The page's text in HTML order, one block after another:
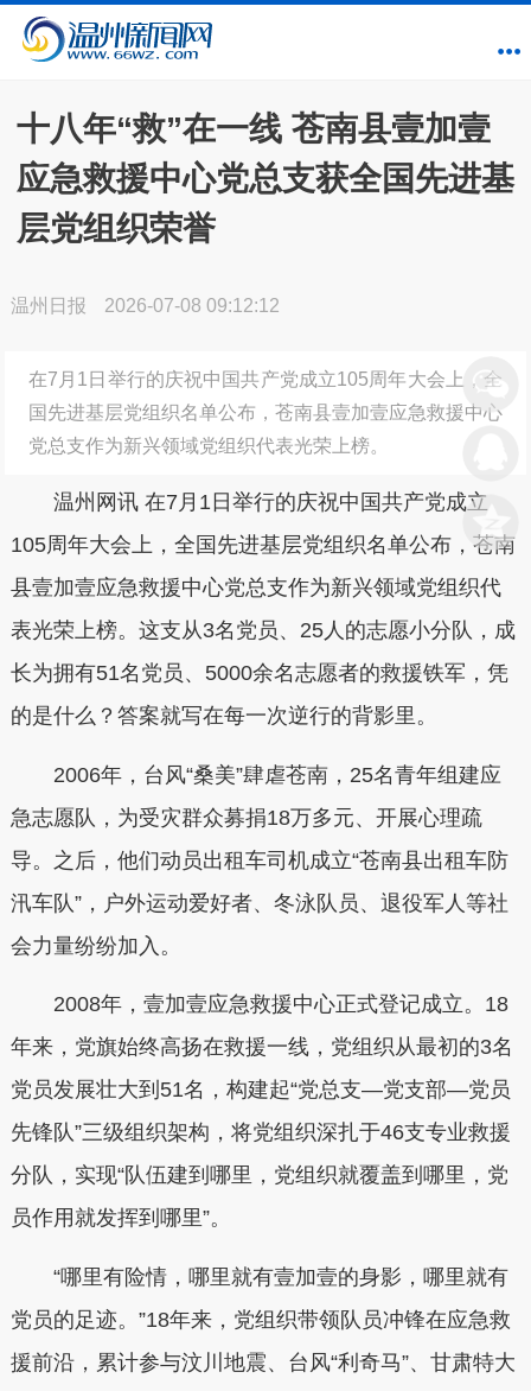
十八年“救”在一线 苍南县壹加壹
应急救援中心党总支获全国先进基
层党组织荣誉
温州日报 2026-07-08 09:12:12
在7月1日举行的庆祝中国共产党成立105周年大会上，全
国先进基层党组织名单公布，苍南县壹加壹应急救援中心
党总支作为新兴领域党组织代表光荣上榜。
温州网讯 在7月1日举行的庆祝中国共产党成立
105周年大会上，全国先进基层党组织名单公布，苍南
县壹加壹应急救援中心党总支作为新兴领域党组织代
表光荣上榜。这支从3名党员、25人的志愿小分队，成
长为拥有51名党员、5000余名志愿者的救援铁军，凭
的是什么？答案就写在每一次逆行的背影里。
2006年，台风“桑美”肆虐苍南，25名青年组建应
急志愿队，为受灾群众募捐18万多元、开展心理疏
导。之后，他们动员出租车司机成立“苍南县出租车防
汛车队”，户外运动爱好者、冬泳队员、退役军人等社
会力量纷纷加入。
2008年，壹加壹应急救援中心正式登记成立。18
年来，党旗始终高扬在救援一线，党组织从最初的3名
党员发展壮大到51名，构建起“党总支—党支部—党员
先锋队”三级组织架构，将党组织深扎于46支专业救援
分队，实现“队伍建到哪里，党组织就覆盖到哪里，党
员作用就发挥到哪里”。
“哪里有险情，哪里就有壹加壹的身影，哪里就有
党员的足迹。”18年来，党组织带领队员冲锋在应急救
援前沿，累计参与汶川地震、台风“利奇马”、甘肃特大